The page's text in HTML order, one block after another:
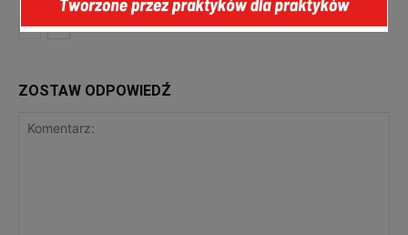
ZOSTAW ODPOWIEDŹ